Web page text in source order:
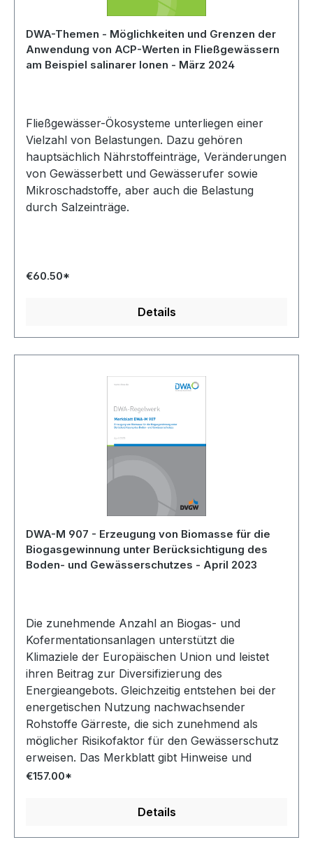
DWA-Themen - Möglichkeiten und Grenzen der
Anwendung von ACP-Werten in Fließgewässern
am Beispiel salinarer Ionen - März 2024
Fließgewässer-Ökosysteme unterliegen einer
Vielzahl von Belastungen. Dazu gehören
hauptsächlich Nährstoffeinträge, Veränderungen
von Gewässerbett und Gewässerufer sowie
Mikroschadstoffe, aber auch die Belastung
durch Salzeinträge.
€60.50*
Details
DWA-M 907 - Erzeugung von Biomasse für die
Biogasgewinnung unter Berücksichtigung des
Boden- und Gewässerschutzes - April 2023
Die zunehmende Anzahl an Biogas- und
Kofermentationsanlagen unterstützt die
Klimaziele der Europäischen Union und leistet
ihren Beitrag zur Diversifizierung des
Energieangebots. Gleichzeitig entstehen bei der
energetischen Nutzung nachwachsender
Rohstoffe Gärreste, die sich zunehmend als
möglicher Risikofaktor für den Gewässerschutz
erweisen. Das Merkblatt gibt Hinweise und
Empfehlungen zur Wahl der Fruchtfolgen, bei
€157.00*
Details